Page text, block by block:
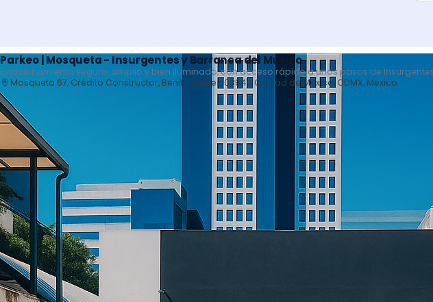
Parkeo | Mosqueta - Insurgentes y Barranca del Muerto
Estacionamiento seguro, amplio y bien iluminado, con acceso rápido a unos pasos de
Mosqueta 67, Crédito Constructor, Benito Juárez, 03940 Ciudad de México, CDMX, Mexico